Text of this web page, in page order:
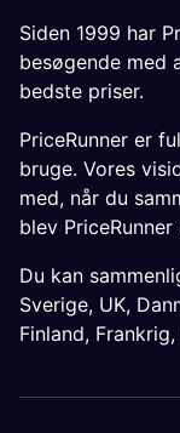
Siden 1999 har
besøgende med
bedste priser.
PriceRunner er
bruge. Vores
med, når du
blev
Du kan
Sverige, UK,
Finland, Frankrig,